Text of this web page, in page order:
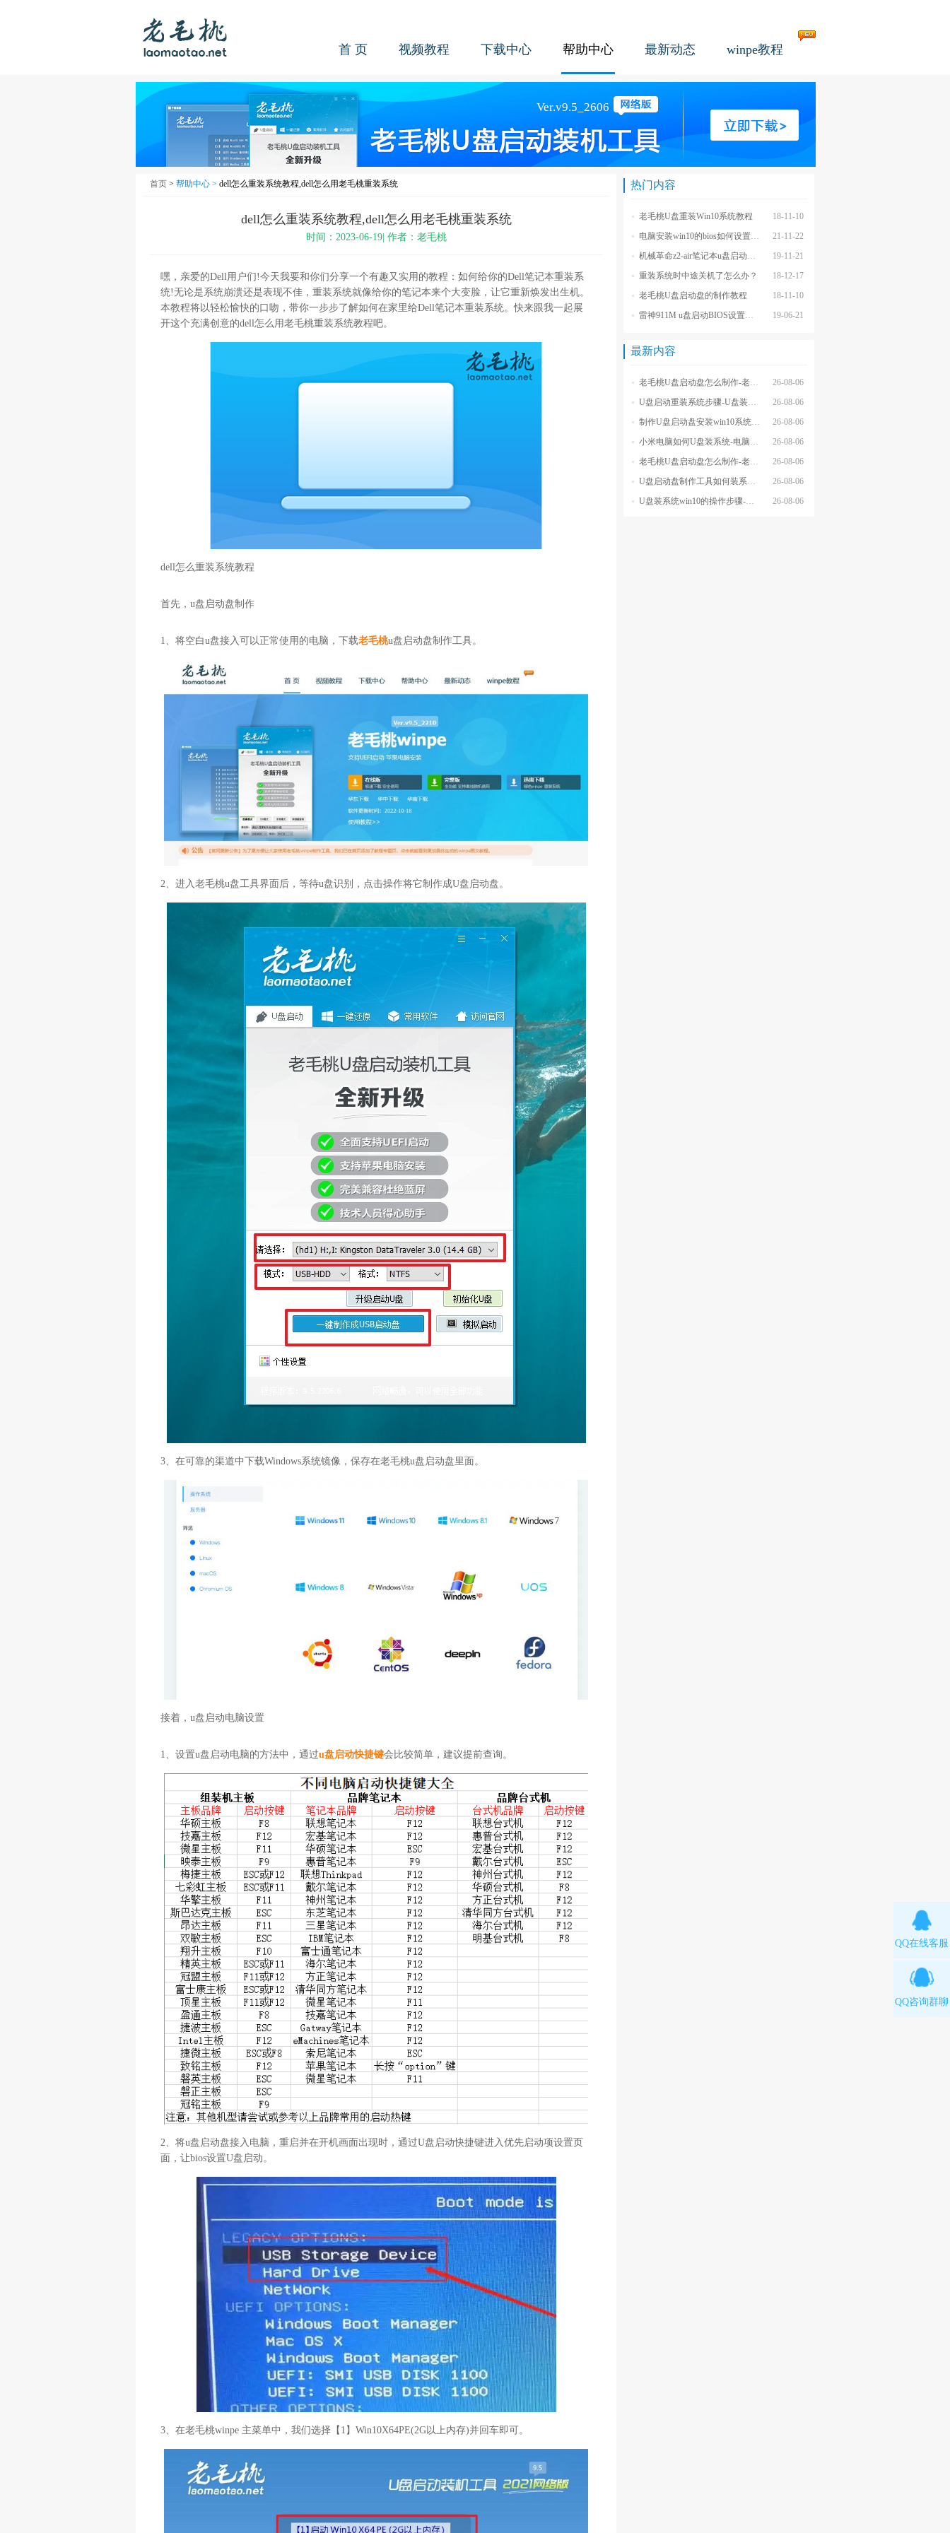
首 页 视频教程 下载中心 帮助中心 最新动态 winpe教程
首页 > 帮助中心 > dell怎么重装系统教程,dell怎么用老毛桃重装系统
dell怎么重装系统教程,dell怎么用老毛桃重装系统
时间：2023-06-19| 作者：老毛桃
嘿，亲爱的Dell用户们!今天我要和你们分享一个有趣又实用的教程：如何给你的Dell笔记本重装系
统!无论是系统崩溃还是表现不佳，重装系统就像给你的笔记本来个大变脸，让它重新焕发出生机。
本教程将以轻松愉快的口吻，带你一步步了解如何在家里给Dell笔记本重装系统。快来跟我一起展
开这个充满创意的dell怎么用老毛桃重装系统教程吧。
dell怎么重装系统教程
首先，u盘启动盘制作
1、将空白u盘接入可以正常使用的电脑，下载老毛桃u盘启动盘制作工具。
2、进入老毛桃u盘工具界面后，等待u盘识别，点击操作将它制作成U盘启动盘。
3、在可靠的渠道中下载Windows系统镜像，保存在老毛桃u盘启动盘里面。
接着，u盘启动电脑设置
1、设置u盘启动电脑的方法中，通过u盘启动快捷键会比较简单，建议提前查询。
2、将u盘启动盘接入电脑，重启并在开机画面出现时，通过U盘启动快捷键进入优先启动项设置页
面，让bios设置U盘启动。
3、在老毛桃winpe 主菜单中，我们选择【1】Win10X64PE(2G以上内存)并回车即可。
热门内容
18-11-10
老毛桃U盘重装Win10系统教程
21-11-22
电脑安装win10的bios如何设置u盘图文教程
19-11-21
机械革命z2-air笔记本u盘启动BIOS设置教程
18-12-17
重装系统时中途关机了怎么办？
18-11-10
老毛桃U盘启动盘的制作教程
19-06-21
雷神911M u盘启动BIOS设置教程
最新内容
26-08-06
老毛桃U盘启动盘怎么制作-老毛桃winpeU盘启动盘制作步骤
26-08-06
U盘启动重装系统步骤-U盘装系统步骤操作
26-08-06
制作U盘启动盘安装win10系统步骤-制作U盘启动盘安装win10系统步骤
26-08-06
小米电脑如何U盘装系统-电脑怎么U盘装系统
26-08-06
老毛桃U盘启动盘怎么制作-老毛桃U盘启动盘制作步骤
26-08-06
U盘启动盘制作工具如何装系统- U盘启动盘制作工具怎么装系统
26-08-06
U盘装系统win10的操作步骤-外星人U盘装系统win10电脑
QQ在线客服
QQ咨询群聊